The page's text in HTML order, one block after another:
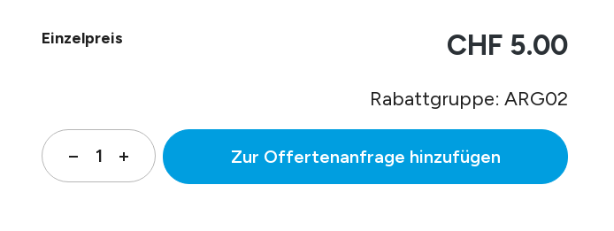
Einzelpreis CHF 5.00
Rabattgruppe: ARG02
Zur Offertenanfrage hinzufügen